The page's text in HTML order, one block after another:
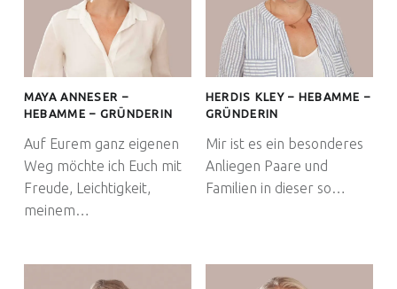
MAYA ANNESER –
HEBAMME – GRÜNDERIN
Auf Eurem ganz eigenen
Weg möchte ich Euch mit
Freude, Leichtigkeit,
meinem…
HERDIS KLEY – HEBAMME –
GRÜNDERIN
Mir ist es ein besonderes
Anliegen Paare und
Familien in dieser so…